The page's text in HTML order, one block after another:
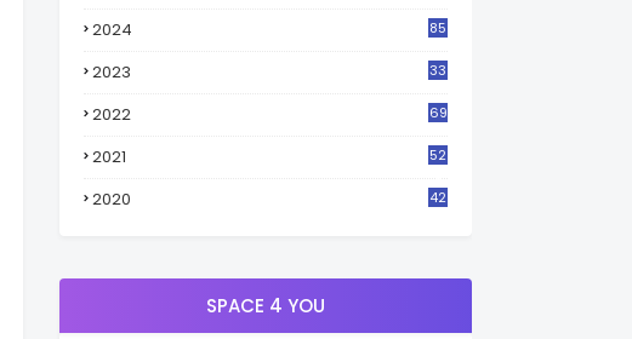
2024 85
2023
33
2022 69
2021
52
2020
42
SPACE 4 YOU